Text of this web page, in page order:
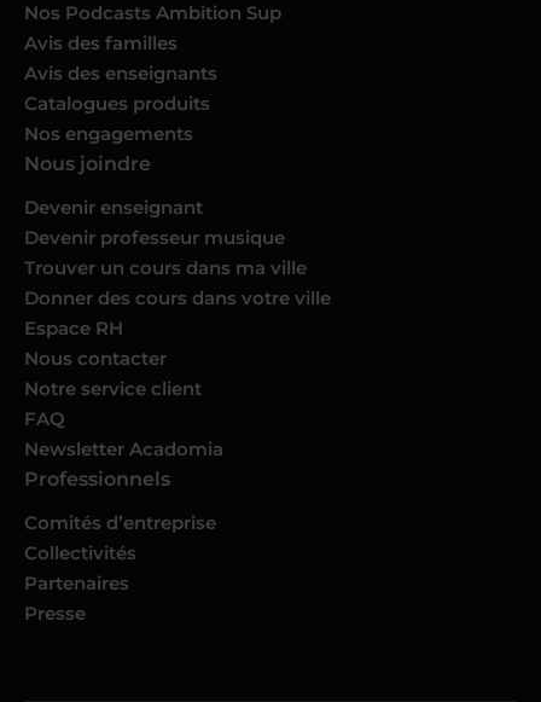
Nos Podcasts Ambition Sup
Avis des familles
Avis des enseignants
Catalogues produits
Nos engagements
Nous joindre
Devenir enseignant
Devenir professeur musique
Trouver un cours dans ma ville
Donner des cours dans votre ville
Espace RH
Nous contacter
Notre service client
FAQ
Newsletter Acadomia
Professionnels
Comités d’entreprise
Collectivités
Partenaires
Presse